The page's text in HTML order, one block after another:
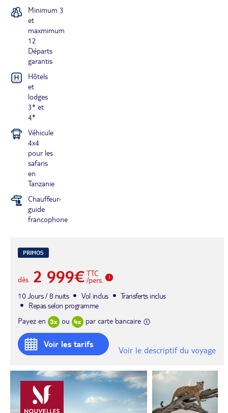
Minimum 3
et
maxmimum
12
Départs
garantis
Hôtels
et
lodges
3* et
4*
Véhicule
4x4
pour les
safaris
en
Tanzanie
Chauffeur-
guide
francophone
PRIMOS
dès 2 999€ TTC
/pers.
10 Jours / 8 nuits
Vol inclus
Transferts inclus
Repas selon programme
Payez en
ou par carte bancaire
Voir les tarifs
Voir le descriptif du voyage